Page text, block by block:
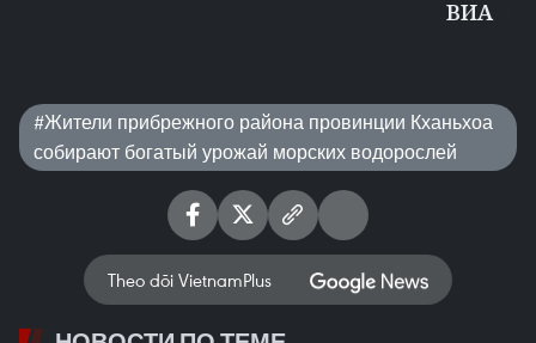
ВИA
#Жители прибрежного района провинции Кханьхоа
собирают богатый урожай морских водорослей
Theo dõi VietnamPlus